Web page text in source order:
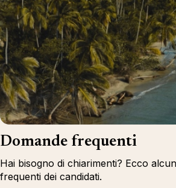
Domande frequenti
Hai bisogno di chiarimenti? Ecco
frequenti dei candidati.